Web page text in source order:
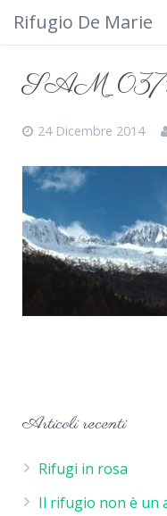
Rifugio De Marie
Cosa fare
Calendario
Cimbergo da vedere
24 Dicembre 2014
Articoli recenti
Rifugi in rosa
Il rifugio non è un